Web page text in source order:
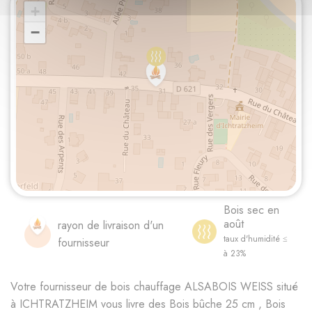
+
−
rayon de livraison d'un
fournisseur
Bois sec en
août
taux d'humidité ≤
à 23%
Votre fournisseur de bois chauffage ALSABOIS WEISS situé
à ICHTRATZHEIM vous livre des Bois bûche 25 cm , Bois